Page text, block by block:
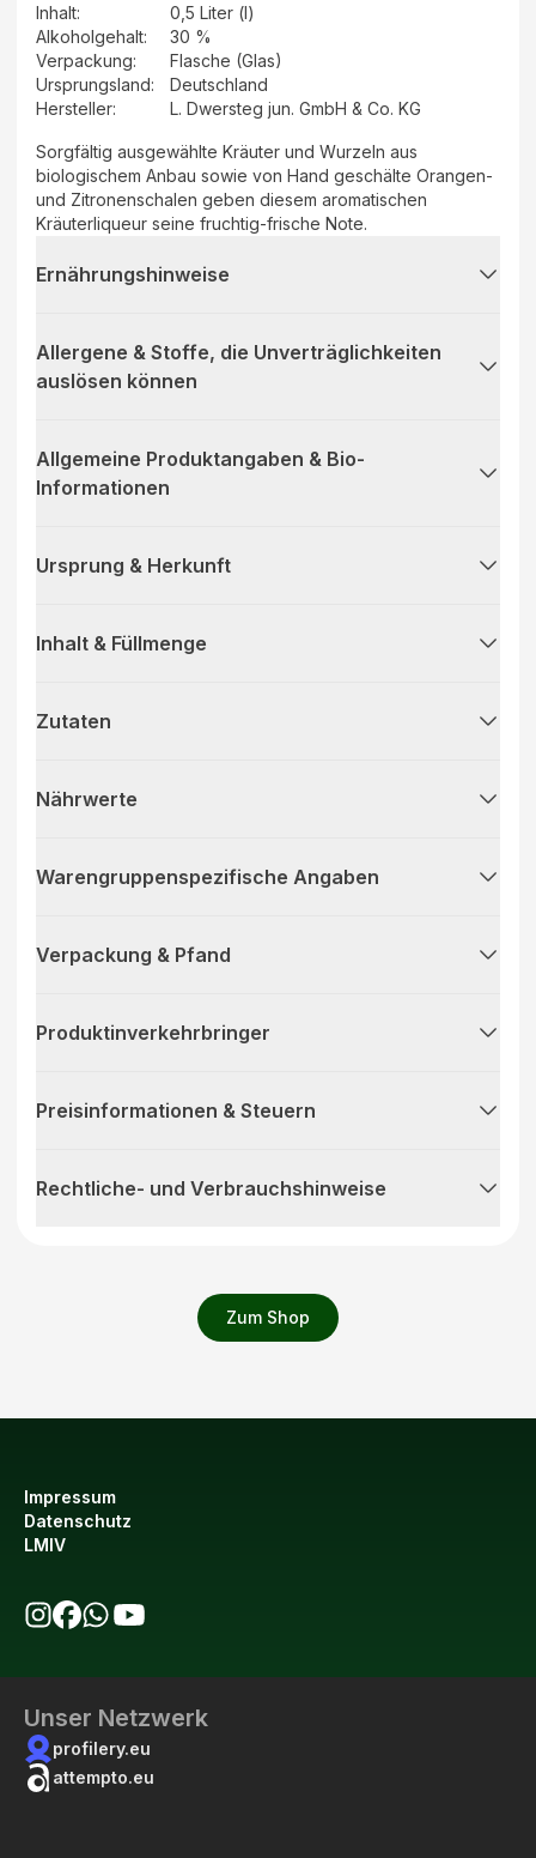
Zum Shop
Inhalt:
0,5 Liter (l)
Alkoholgehalt:
30 %
Verpackung:
Flasche (Glas)
Ursprungsland:
Deutschland
Hersteller: L. Dwersteg jun. GmbH & Co. KG
Sorgfältig ausgewählte Kräuter und Wurzeln aus
biologischem Anbau sowie von Hand geschälte Orangen-
und Zitronenschalen geben diesem aromatischen
Kräuterliqueur seine fruchtig-frische Note.
Ernährungshinweise
Allergene & Stoffe, die Unverträglichkeiten
auslösen können
Allgemeine Produktangaben & Bio-
Informationen
Ursprung & Herkunft
Inhalt & Füllmenge
Zutaten
Nährwerte
Warengruppenspezifische Angaben
Verpackung & Pfand
Produktinverkehrbringer
Preisinformationen & Steuern
Rechtliche- und Verbrauchshinweise
Impressum
Datenschutz
LMIV
Unser Netzwerk
profilery.eu
attempto.eu